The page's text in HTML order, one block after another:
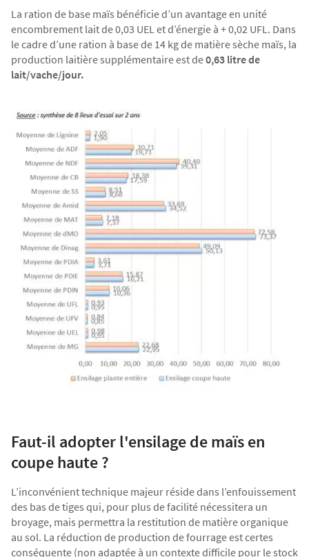
La ration de base maïs bénéficie d’un avantage en unité
encombrement lait de 0,03 UEL et d’énergie à + 0,02 UFL. Dans
le cadre d’une ration à base de 14 kg de matière sèche maïs, la
production laitière supplémentaire est de0,63 litre de
lait/vache/jour.
Faut-il adopter l'ensilage de maïs en
coupe haute ?
L’inconvénient technique majeur réside dans l’enfouissement
des bas de tiges qui, pour plus de facilité nécessitera un
broyage, mais permettra la restitution de matière organique
au sol. La réduction de production de fourrage est certes
conséquente (non adaptée à un contexte difficile pour le stock